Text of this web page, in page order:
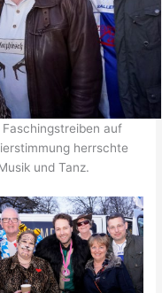
auf
herrschte
und Tanz.